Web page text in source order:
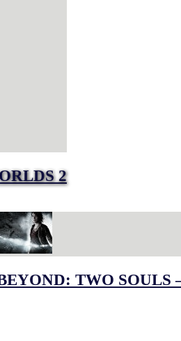
2
TWO SOULS